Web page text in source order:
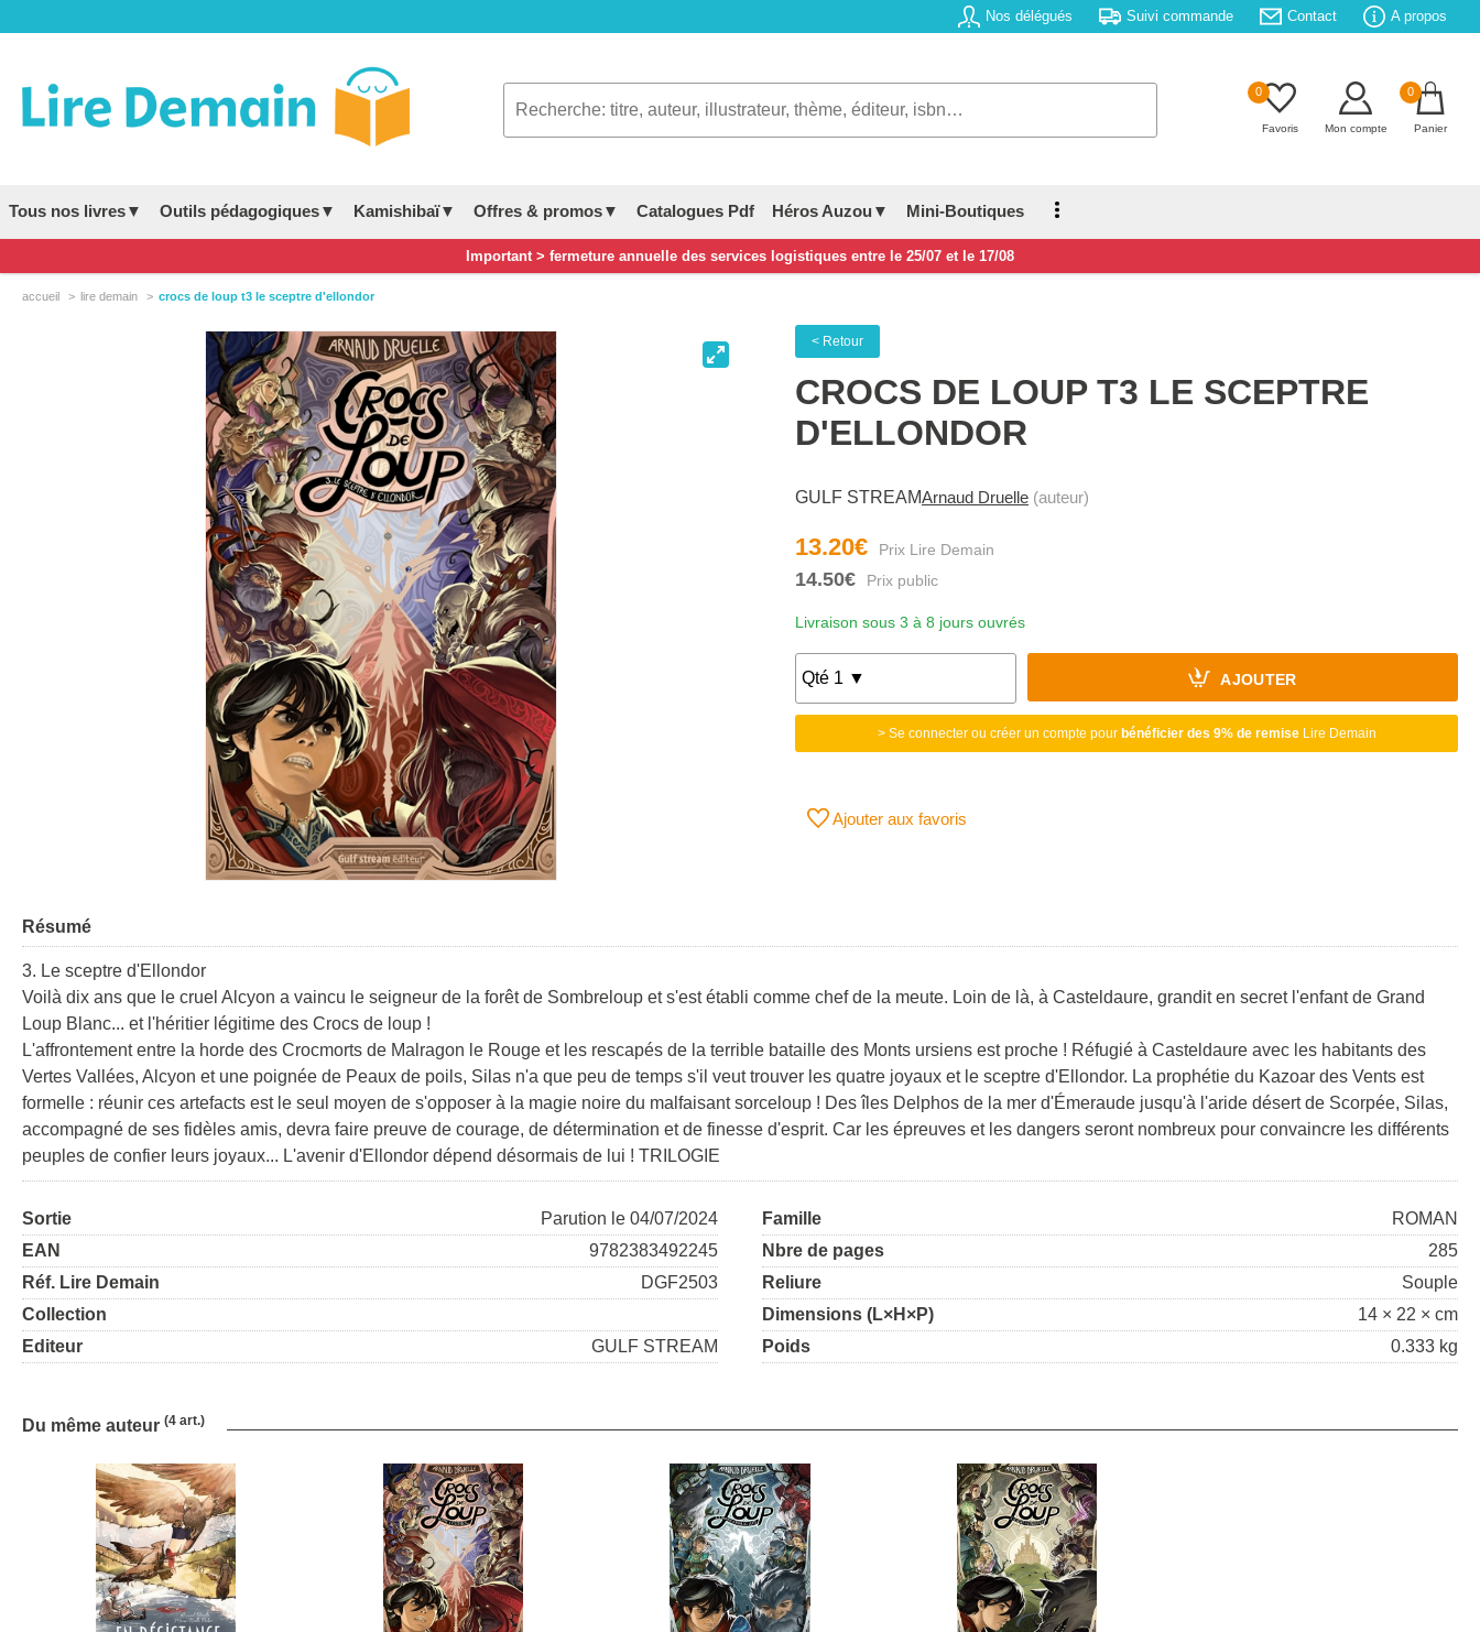
Nos délégués Suivi commande Contact A propos
0
Favoris Mon compte
0
Panier
Tous nos livres▼ Outils pédagogiques▼ Kamishibaï▼ Offres & promos▼ Catalogues Pdf Héros Auzou▼ Mini-Boutiques
Important > fermeture annuelle des services logistiques entre le 25/07 et le 17/08
accueil lire demain crocs de loup t3 le sceptre d'ellondor
< Retour
CROCS DE LOUP T3 LE SCEPTRE
D'ELLONDOR
GULF STREAMArnaud Druelle (auteur)
13.20€
14.50€
Livraison sous 3 à 8 jours ouvrés
AJOUTER
> Se connecter ou créer un compte pour bénéficier des 9% de remiseLire Demain
Ajouter aux favoris
Résumé
3. Le sceptre d'Ellondor
Voilà dix ans que le cruel Alcyon a vaincu le seigneur de la forêt de Sombreloup et s'est établi comme chef de la meute. Loin de là, à Casteldaure, grandit en secret l'enfant de Grand
Loup Blanc... et l'héritier légitime des Crocs de loup !
L'affrontement entre la horde des Crocmorts de Malragon le Rouge et les rescapés de la terrible bataille des Monts ursiens est proche ! Réfugié à Casteldaure avec les habitants des
Vertes Vallées, Alcyon et une poignée de Peaux de poils, Silas n'a que peu de temps s'il veut trouver les quatre joyaux et le sceptre d'Ellondor. La prophétie du Kazoar des Vents est
formelle : réunir ces artefacts est le seul moyen de s'opposer à la magie noire du malfaisant sorceloup ! Des îles Delphos de la mer d'Émeraude jusqu'à l'aride désert de Scorpée, Silas,
accompagné de ses fidèles amis, devra faire preuve de courage, de détermination et de finesse d'esprit. Car les épreuves et les dangers seront nombreux pour convaincre les différents
peuples de confier leurs joyaux... L'avenir d'Ellondor dépend désormais de lui ! TRILOGIE
Sortie
Parution le 04/07/2024
EAN
9782383492245
Réf. Lire Demain
DGF2503
Collection
Editeur
GULF STREAM
Famille
ROMAN
Nbre de pages
285
Reliure
Souple
Dimensions (L×H×P)
14 × 22 × cm
Poids
0.333 kg
Du même auteur (4 art.)